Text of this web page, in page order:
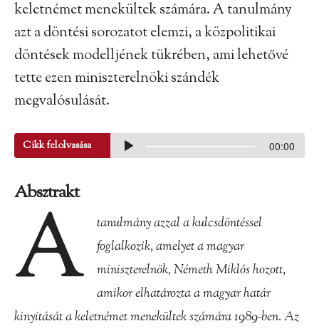
keletnémet menekültek számára. A tanulmány
azt a döntési sorozatot elemzi, a közpolitikai
döntések modelljének tükrében, ami lehetővé
tette ezen miniszterelnöki szándék
megvalósulását.
Cikk felolvasása 00:00
Absztrakt
A
tanulmány azzal a kulcsdöntéssel
foglalkozik, amelyet a magyar
miniszterelnök, Németh Miklós hozott,
amikor elhatározta a magyar határ
kinyitását a keletnémet menekültek számára 1989-ben. Az